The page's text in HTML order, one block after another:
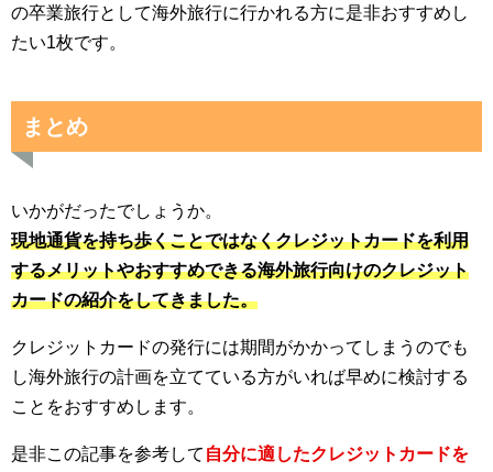
の卒業旅行として海外旅行に行かれる方に是非おすすめし
たい1枚です。
まとめ
いかがだったでしょうか。
現地通貨を持ち歩くことではなくクレジットカードを利用
するメリットやおすすめできる海外旅行向けのクレジット
カードの紹介をしてきました。
クレジットカードの発行には期間がかかってしまうのでも
し海外旅行の計画を立てている方がいれば早めに検討する
ことをおすすめします。
是非この記事を参考して 自分に適したクレジットカードを